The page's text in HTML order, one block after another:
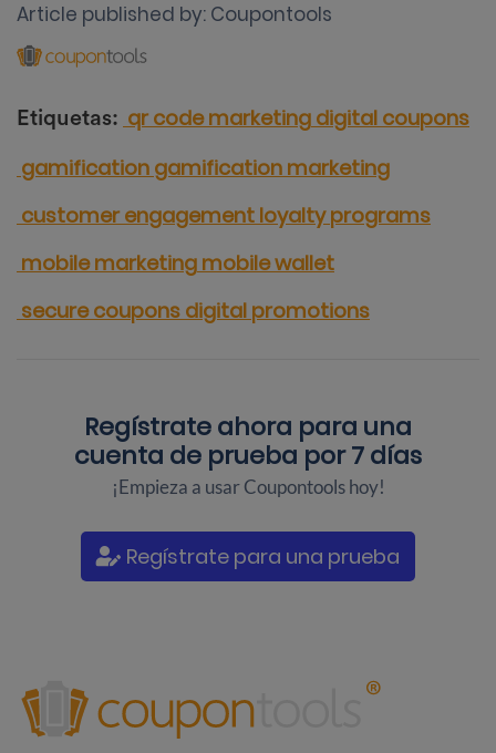
Article published by: Coupontools
Etiquetas: qr code marketing digital coupons
gamification gamification marketing
customer engagement loyalty programs
mobile marketing mobile wallet
secure coupons digital promotions
Regístrate ahora para una
cuenta de prueba por 7 días
¡Empieza a usar Coupontools hoy!
Regístrate para una prueba